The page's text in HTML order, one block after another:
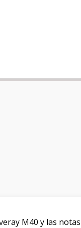
M40 y las